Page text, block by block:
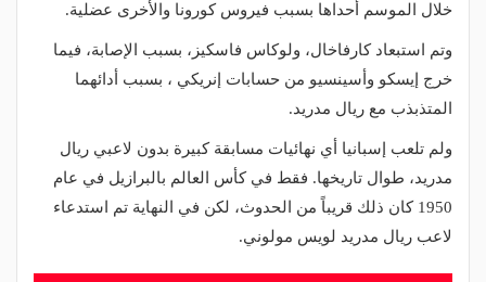
خلال الموسم أحداها بسبب فيروس كورونا والأخرى عضلية.
وتم استبعاد كارفاخال، ولوكاس فاسكيز، بسبب الإصابة، فيما
خرج إيسكو وأسينسيو من حسابات إنريكي ، بسبب أدائهما
المتذبذب مع ريال مدريد.
ولم تلعب إسبانيا أي نهائيات مسابقة كبيرة بدون لاعبي ريال
مدريد، طوال تاريخها. فقط في كأس العالم بالبرازيل في عام
1950 كان ذلك قريباً من الحدوث، لكن في النهاية تم استدعاء
لاعب ريال مدريد لويس مولوني.